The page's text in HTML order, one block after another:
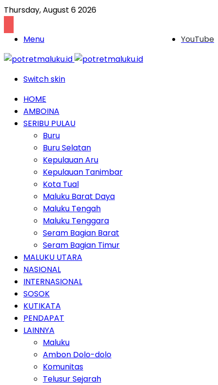
Thursday, August 6 2026
YouTube
Menu
Switch skin
HOME
AMBOINA
SERIBU PULAU
Buru
Buru Selatan
Kepulauan Aru
Kepulauan Tanimbar
Kota Tual
Maluku Barat Daya
Maluku Tengah
Maluku Tenggara
Seram Bagian Barat
Seram Bagian Timur
MALUKU UTARA
NASIONAL
INTERNASIONAL
SOSOK
KUTIKATA
PENDAPAT
LAINNYA
Maluku
Ambon Dolo-dolo
Komunitas
Telusur Sejarah